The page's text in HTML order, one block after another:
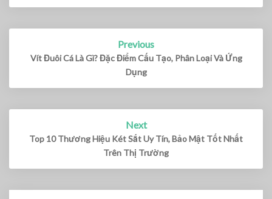
navigation
Previous
Vít Đuôi Cá Là Gì? Đặc Điểm Cấu Tạo, Phân Loại Và Ứng
Dụng
Next
Top 10 Thương Hiệu Két Sắt Uy Tín, Bảo Mật Tốt Nhất
Trên Thị Trường